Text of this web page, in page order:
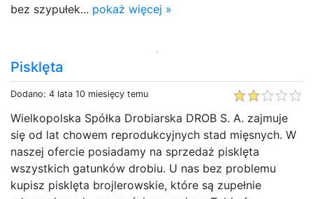
bez szypułek... pokaż więcej »
Pisklęta
Dodano: 4 lata 10 miesięcy temu
Wielkopolska Spółka Drobiarska DROB S. A. zajmuje
się od lat chowem reprodukcyjnych stad mięsnych. W
naszej ofercie posiadamy na sprzedaż pisklęta
wszystkich gatunków drobiu. U nas bez problemu
kupisz pisklęta brojlerowskie, które są zupełnie